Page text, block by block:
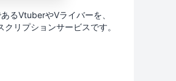
るVtuberやVライバーを、
リプションサービスです。